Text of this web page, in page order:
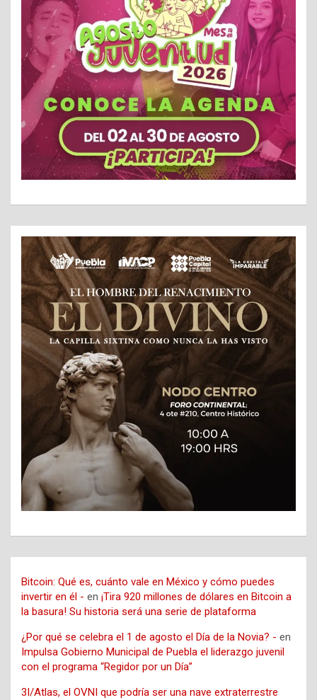
Bitcoin: Qué es, cuánto vale en México y cómo puedes
invertir en él - en ¡Tira 920 millones de dólares en Bitcoin a
la basura! Su historia será una serie de plataforma
¿Por qué se celebra el 1 de agosto el Día de la Novia? - en
Impulsa Gobierno Municipal de Puebla el liderazgo juvenil
con el programa “Regidor por un Día”
3I/Atlas, el OVNI que podría ser una nave extraterrestre